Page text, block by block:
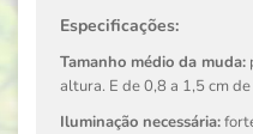
Especificações:
Tamanho médio da muda:
altura. E de 0,8 a 1,5 cm
Iluminação necessária: